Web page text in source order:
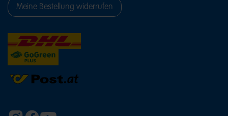
Meine Bestellung widerrufen